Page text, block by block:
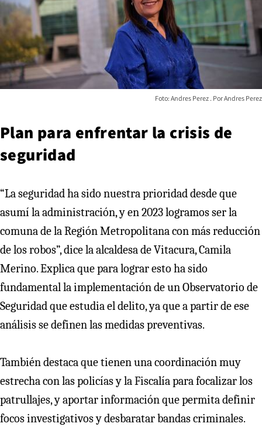
Foto: Andres Perez Andres Perez
Plan para enfrentar la crisis de
seguridad
“La seguridad ha sido nuestra prioridad desde que
asumí la administración, y en 2023 logramos ser la
comuna de la Región Metropolitana con más reducción
de los robos”, dice la alcaldesa de Vitacura, Camila
Merino. Explica que para lograr esto ha sido
fundamental la implementación de un Observatorio de
Seguridad que estudia el delito, ya que a partir de ese
análisis se definen las medidas preventivas.
También destaca que tienen una coordinación muy
estrecha con las policías y la Fiscalía para focalizar los
patrullajes, y aportar información que permita definir
focos investigativos y desbaratar bandas criminales.